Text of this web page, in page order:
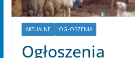
AKTUALNE OGŁOSZENIA
Ogłoszenia